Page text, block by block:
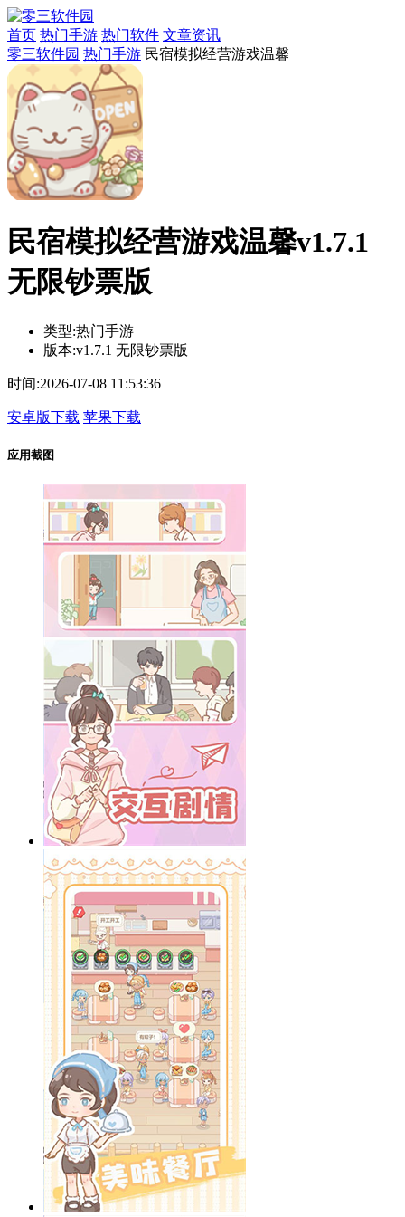
首页 热门手游 热门软件 文章资讯
零三软件园 热门手游 民宿模拟经营游戏温馨
民宿模拟经营游戏温馨v1.7.1
无限钞票版
类型:热门手游
版本:v1.7.1 无限钞票版
时间:2026-07-08 11:53:36
安卓版下载 苹果下载
应用截图